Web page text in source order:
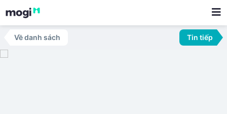
Về danh sách Tin tiếp